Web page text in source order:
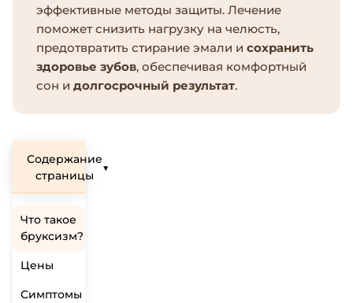
эффективные методы защиты. Лечение
поможет снизить нагрузку на челюсть,
предотвратить стирание эмали и сохранить
здоровье зубов, обеспечивая комфортный
сон и долгосрочный результат.
Содержание
страницы
▼
Что такое
бруксизм?
Цены
Симптомы